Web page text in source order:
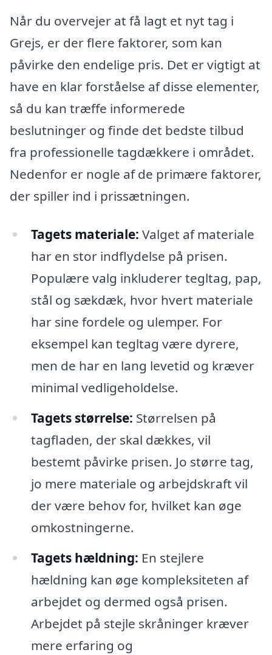
Når du overvejer at få lagt et nyt tag i
Grejs, er der flere faktorer, som kan
påvirke den endelige pris. Det er vigtigt at
have en klar forståelse af disse elementer,
så du kan træffe informerede
beslutninger og finde det bedste tilbud
fra professionelle tagdækkere i området.
Nedenfor er nogle af de primære faktorer,
der spiller ind i prissætningen.
Tagets materiale: Valget af materiale
har en stor indflydelse på prisen.
Populære valg inkluderer tegltag, pap,
stål og sækdæk, hvor hvert materiale
har sine fordele og ulemper. For
eksempel kan tegltag være dyrere,
men de har en lang levetid og kræver
minimal vedligeholdelse.
Tagets størrelse: Størrelsen på
tagfladen, der skal dækkes, vil
bestemt påvirke prisen. Jo større tag,
jo mere materiale og arbejdskraft vil
der være behov for, hvilket kan øge
omkostningerne.
Tagets hældning: En stejlere
hældning kan øge kompleksiteten af
arbejdet og dermed også prisen.
Arbejdet på stejle skråninger kræver
mere erfaring og